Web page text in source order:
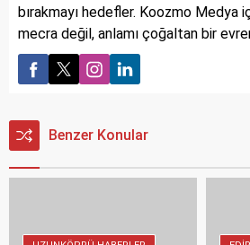
bırakmayı hedefler. Koozmo Medya
mecra değil, anlamı çoğaltan bir
Benzer Konular